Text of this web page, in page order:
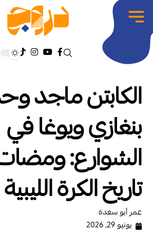
الكابتن ماجد
بنغازي ويوغا في
الشوارع:
تاريخ الكرة الليبية
عمر أبو سعدة
يونيو 29, 2026